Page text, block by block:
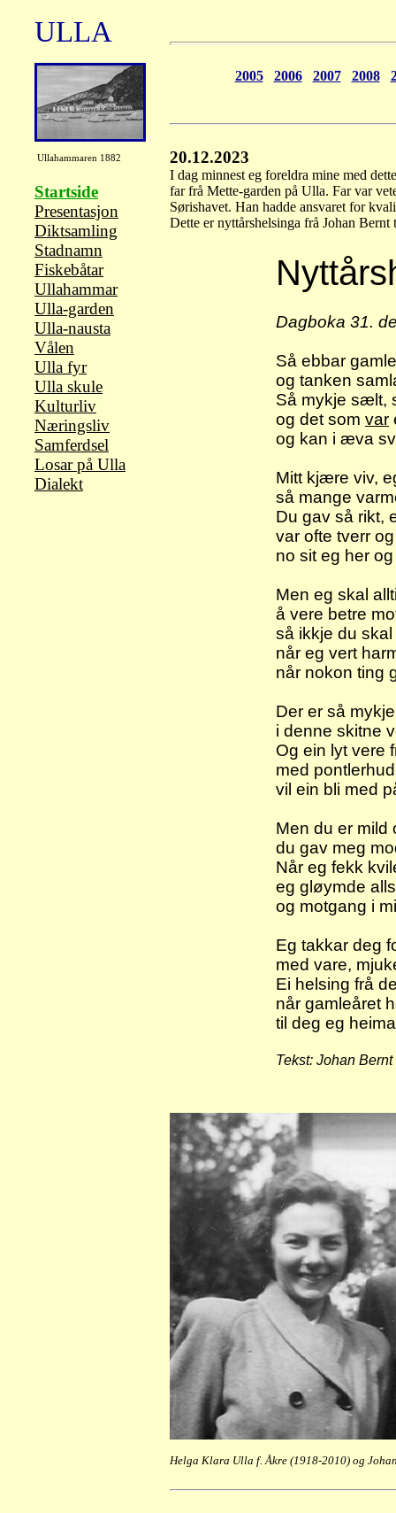
ULLA
Ullahammaren 1882
Startside
Presentasjon
Diktsamling
Stadnamn
Fiskebåtar
Ullahammar
Ulla-garden
Ulla-nausta
Vålen
Ulla fyr
Ulla skule
Kulturliv
Næringsliv
Samferdsel
Losar på Ulla
Dialekt
2005 2006 2007 2008
20.12.2023
I dag minnest eg foreldra mine med
far frå Mette-garden på Ulla. Far var
Sørishavet. Han hadde ansvaret for
Dette er nyttårshelsinga frå Johan Bernt
Dagboka 31.
Så ebbar
og tanken
Så mykje sælt,
og det som var
og kan i æva
Mitt kjære viv,
så mange
Du gav så rikt,
var ofte tverr
no sit eg her
Men eg skal
å vere betre
så ikkje du skal
når eg vert
når nokon ting
Der er så
i denne skitne
Og ein lyt vere
med
vil ein bli med
Men du er mild
du gav meg
Når eg fekk
eg gløymde
og motgang i
Eg takkar deg
med vare,
Ei helsing frå
når gamleåret
til deg eg
Tekst: Johan
Helga Klara Ulla f. Åkre (1918-2010) og